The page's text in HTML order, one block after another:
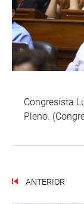
Congresista
Pleno.
ANTERIOR